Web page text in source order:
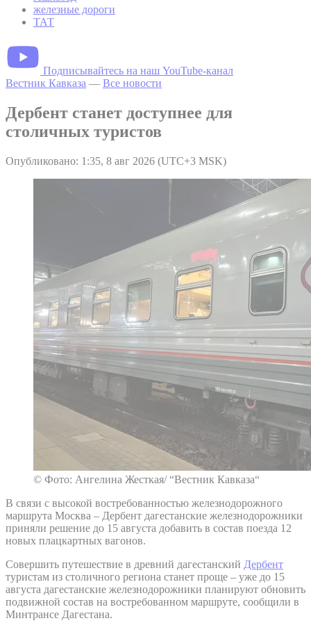
железные дороги
ТАТ
Подписывайтесь на наш YouTube-канал
Вестник Кавказа — Все новости
Дербент станет доступнее для
столичных туристов
Опубликовано: 1:35, 8 авг 2026 (UTC+3 MSK)
© Фото: Ангелина Жесткая/ “Вестник Кавказа“
В связи с высокой востребованностью железнодорожного
маршрута Москва – Дербент дагестанские железнодорожники
приняли решение до 15 августа добавить в состав поезда 12
новых плацкартных вагонов.
Совершить путешествие в древний дагестанский Дербент
туристам из столичного региона станет проще – уже до 15
августа дагестанские железнодорожники планируют обновить
подвижной состав на востребованном маршруте, сообщили в
Минтрансе Дагестана.